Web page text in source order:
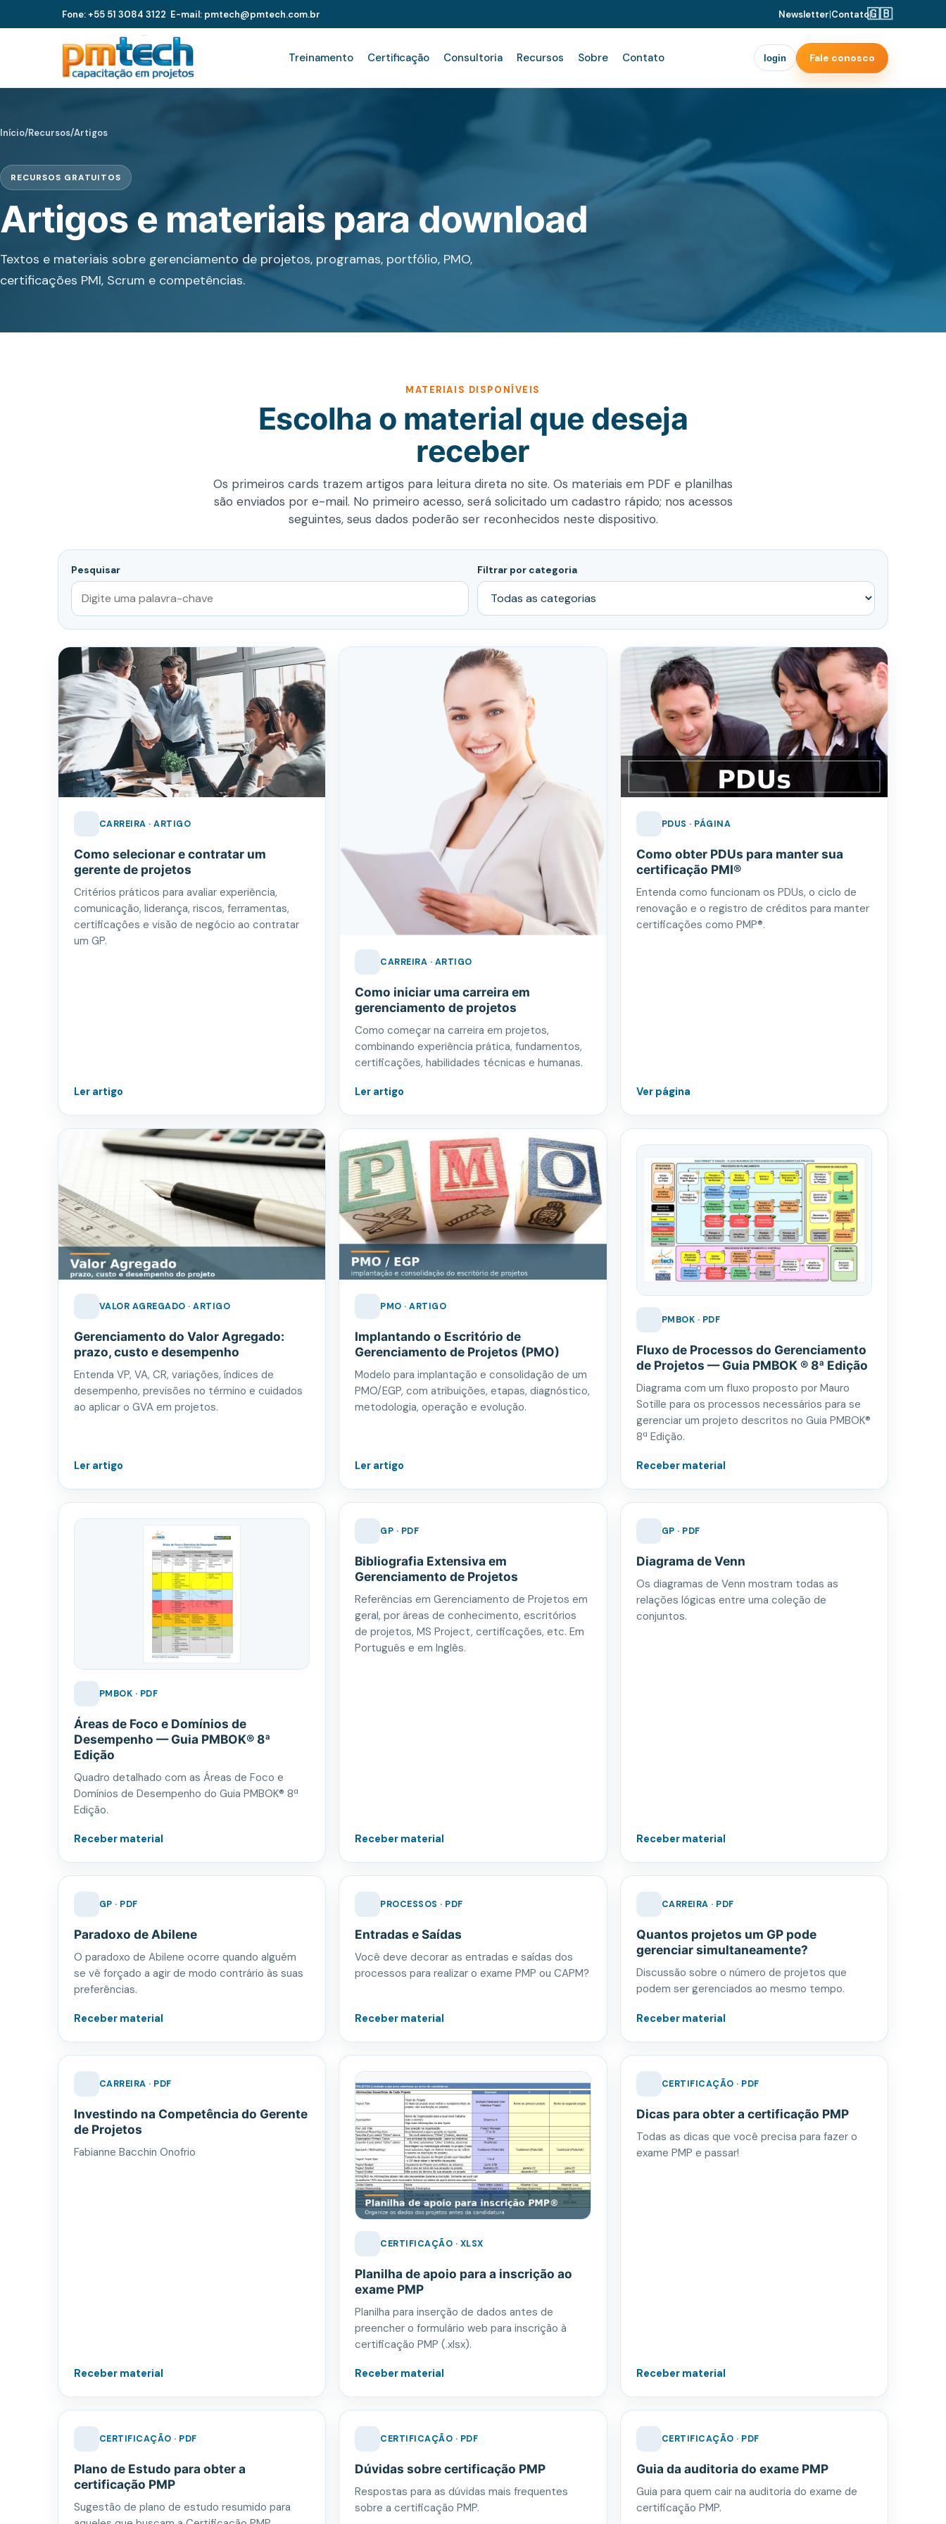
Fone: +55 51 3084 3122 E-mail: pmtech@pmtech.com.br Newsletter|Contato|
🇬🇧
Treinamento Certificação Consultoria Recursos Sobre Contato login Fale conosco
Início/Recursos/Artigos
RECURSOS GRATUITOS
Artigos e materiais para download
Textos e materiais sobre gerenciamento de projetos, programas, portfólio, PMO,
certificações PMI, Scrum e competências.
MATERIAIS DISPONÍVEIS
Escolha o material que deseja
receber
Os primeiros cards trazem artigos para leitura direta no site. Os materiais em PDF e planilhas
são enviados por e-mail. No primeiro acesso, será solicitado um cadastro rápido; nos acessos
seguintes, seus dados poderão ser reconhecidos neste dispositivo.
Pesquisar Filtrar por categoria
CARREIRA · ARTIGO
Como selecionar e contratar um
gerente de projetos
Critérios práticos para avaliar experiência,
comunicação, liderança, riscos, ferramentas,
certificações e visão de negócio ao contratar
um GP.
Ler artigo
CARREIRA · ARTIGO
Como iniciar uma carreira em
gerenciamento de projetos
Como começar na carreira em projetos,
combinando experiência prática, fundamentos,
certificações, habilidades técnicas e humanas.
Ler artigo
PDUS · PÁGINA
Como obter PDUs para manter sua
certificação PMI®
Entenda como funcionam os PDUs, o ciclo de
renovação e o registro de créditos para manter
certificações como PMP®.
Ver página
VALOR AGREGADO · ARTIGO
Gerenciamento do Valor Agregado:
prazo, custo e desempenho
Entenda VP, VA, CR, variações, índices de
desempenho, previsões no término e cuidados
ao aplicar o GVA em projetos.
Ler artigo
PMO · ARTIGO
Implantando o Escritório de
Gerenciamento de Projetos (PMO)
Modelo para implantação e consolidação de um
PMO/EGP, com atribuições, etapas, diagnóstico,
metodologia, operação e evolução.
Ler artigo
PMBOK · PDF
Fluxo de Processos do Gerenciamento
de Projetos — Guia PMBOK ® 8ª Edição
Diagrama com um fluxo proposto por Mauro
Sotille para os processos necessários para se
gerenciar um projeto descritos no Guia PMBOK®
8ª Edição.
Receber material
PMBOK · PDF
Áreas de Foco e Domínios de
Desempenho — Guia PMBOK® 8ª
Edição
Quadro detalhado com as Áreas de Foco e
Domínios de Desempenho do Guia PMBOK® 8ª
Edição.
Receber material
GP · PDF
Bibliografia Extensiva em
Gerenciamento de Projetos
Referências em Gerenciamento de Projetos em
geral, por áreas de conhecimento, escritórios
de projetos, MS Project, certificações, etc. Em
Português e em Inglês.
Receber material
GP · PDF
Diagrama de Venn
Os diagramas de Venn mostram todas as
relações lógicas entre uma coleção de
conjuntos.
Receber material
GP · PDF
Paradoxo de Abilene
O paradoxo de Abilene ocorre quando alguém
se vê forçado a agir de modo contrário às suas
preferências.
Receber material
PROCESSOS · PDF
Entradas e Saídas
Você deve decorar as entradas e saídas dos
processos para realizar o exame PMP ou CAPM?
Receber material
CARREIRA · PDF
Quantos projetos um GP pode
gerenciar simultaneamente?
Discussão sobre o número de projetos que
podem ser gerenciados ao mesmo tempo.
Receber material
CARREIRA · PDF
Investindo na Competência do Gerente
de Projetos
Fabianne Bacchin Onofrio
Receber material
CERTIFICAÇÃO · XLSX
Planilha de apoio para a inscrição ao
exame PMP
Planilha para inserção de dados antes de
preencher o formulário web para inscrição à
certificação PMP (.xlsx).
Receber material
CERTIFICAÇÃO · PDF
Dicas para obter a certificação PMP
Todas as dicas que você precisa para fazer o
exame PMP e passar!
Receber material
CERTIFICAÇÃO · PDF
Plano de Estudo para obter a
certificação PMP
Sugestão de plano de estudo resumido para
CERTIFICAÇÃO · PDF
Dúvidas sobre certificação PMP
Respostas para as dúvidas mais frequentes
sobre a certificação PMP.
CERTIFICAÇÃO · PDF
Guia da auditoria do exame PMP
Guia para quem cair na auditoria do exame de
certificação PMP.